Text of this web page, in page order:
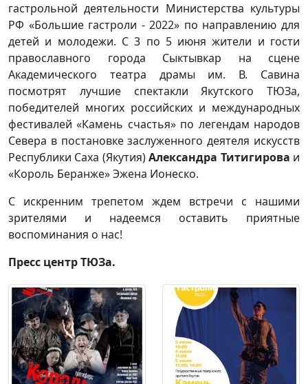
гастрольной деятельности Министерства культуры
РФ «Большие гастроли - 2022» по направлению для
детей и молодежи. С 3 по 5 июня жители и гости
православного города Сыктывкар на сцене
Академического театра драмы им. В. Савина
посмотрят лучшие спектакли Якутского ТЮЗа,
победителей многих российских и международных
фестивалей «Камень счастья» по легендам народов
Севера в постановке заслуженного деятеля искусств
Республики Саха (Якутия)Александра Титигирова и
«Король Беранже» Эжена Ионеско.
С искренним трепетом ждем встречи с нашими
зрителями и надеемся оставить приятные
воспоминания о нас!
Пресс центр ТЮЗа.